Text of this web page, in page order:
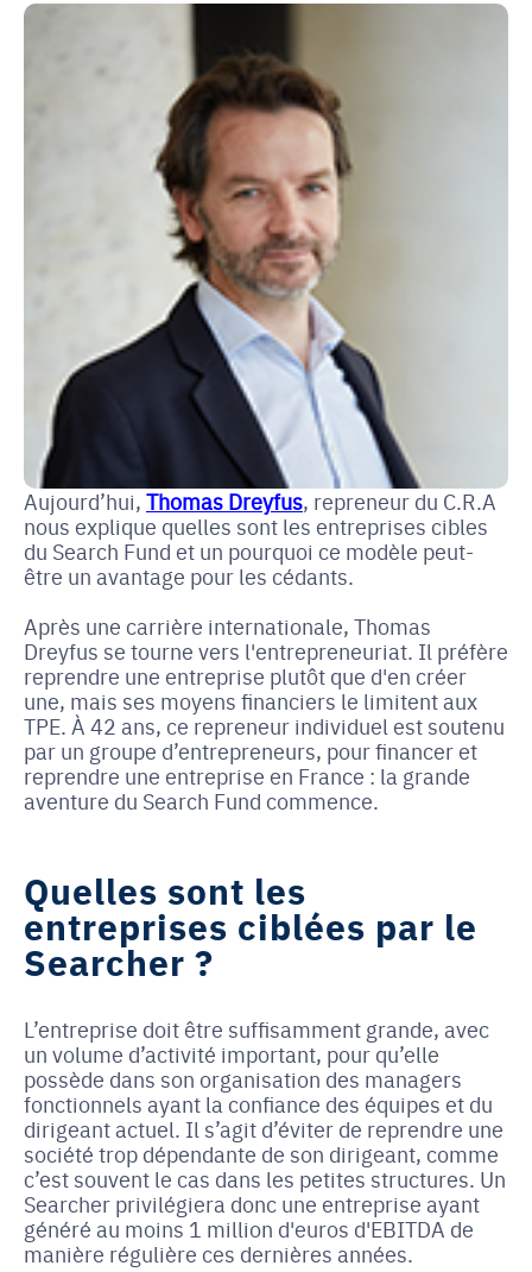
Aujourd’hui, Thomas Dreyfus, repreneur du C.R.A
nous explique quelles sont les entreprises cibles
du Search Fund et un pourquoi ce modèle peut-
être un avantage pour les cédants.
Après une carrière internationale, Thomas
Dreyfus se tourne vers l'entrepreneuriat. Il préfère
reprendre une entreprise plutôt que d'en créer
une, mais ses moyens financiers le limitent aux
TPE. À 42 ans, ce repreneur individuel est soutenu
par un groupe d’entrepreneurs, pour financer et
reprendre une entreprise en France : la grande
aventure du Search Fund commence.
Quelles sont les
entreprises ciblées par le
Searcher ?
L’entreprise doit être suffisamment grande, avec
un volume d’activité important, pour qu’elle
possède dans son organisation des managers
fonctionnels ayant la confiance des équipes et du
dirigeant actuel. Il s’agit d’éviter de reprendre une
société trop dépendante de son dirigeant, comme
c’est souvent le cas dans les petites structures. Un
Searcher privilégiera donc une entreprise ayant
généré au moins 1 million d'euros d'EBITDA de
manière régulière ces dernières années.